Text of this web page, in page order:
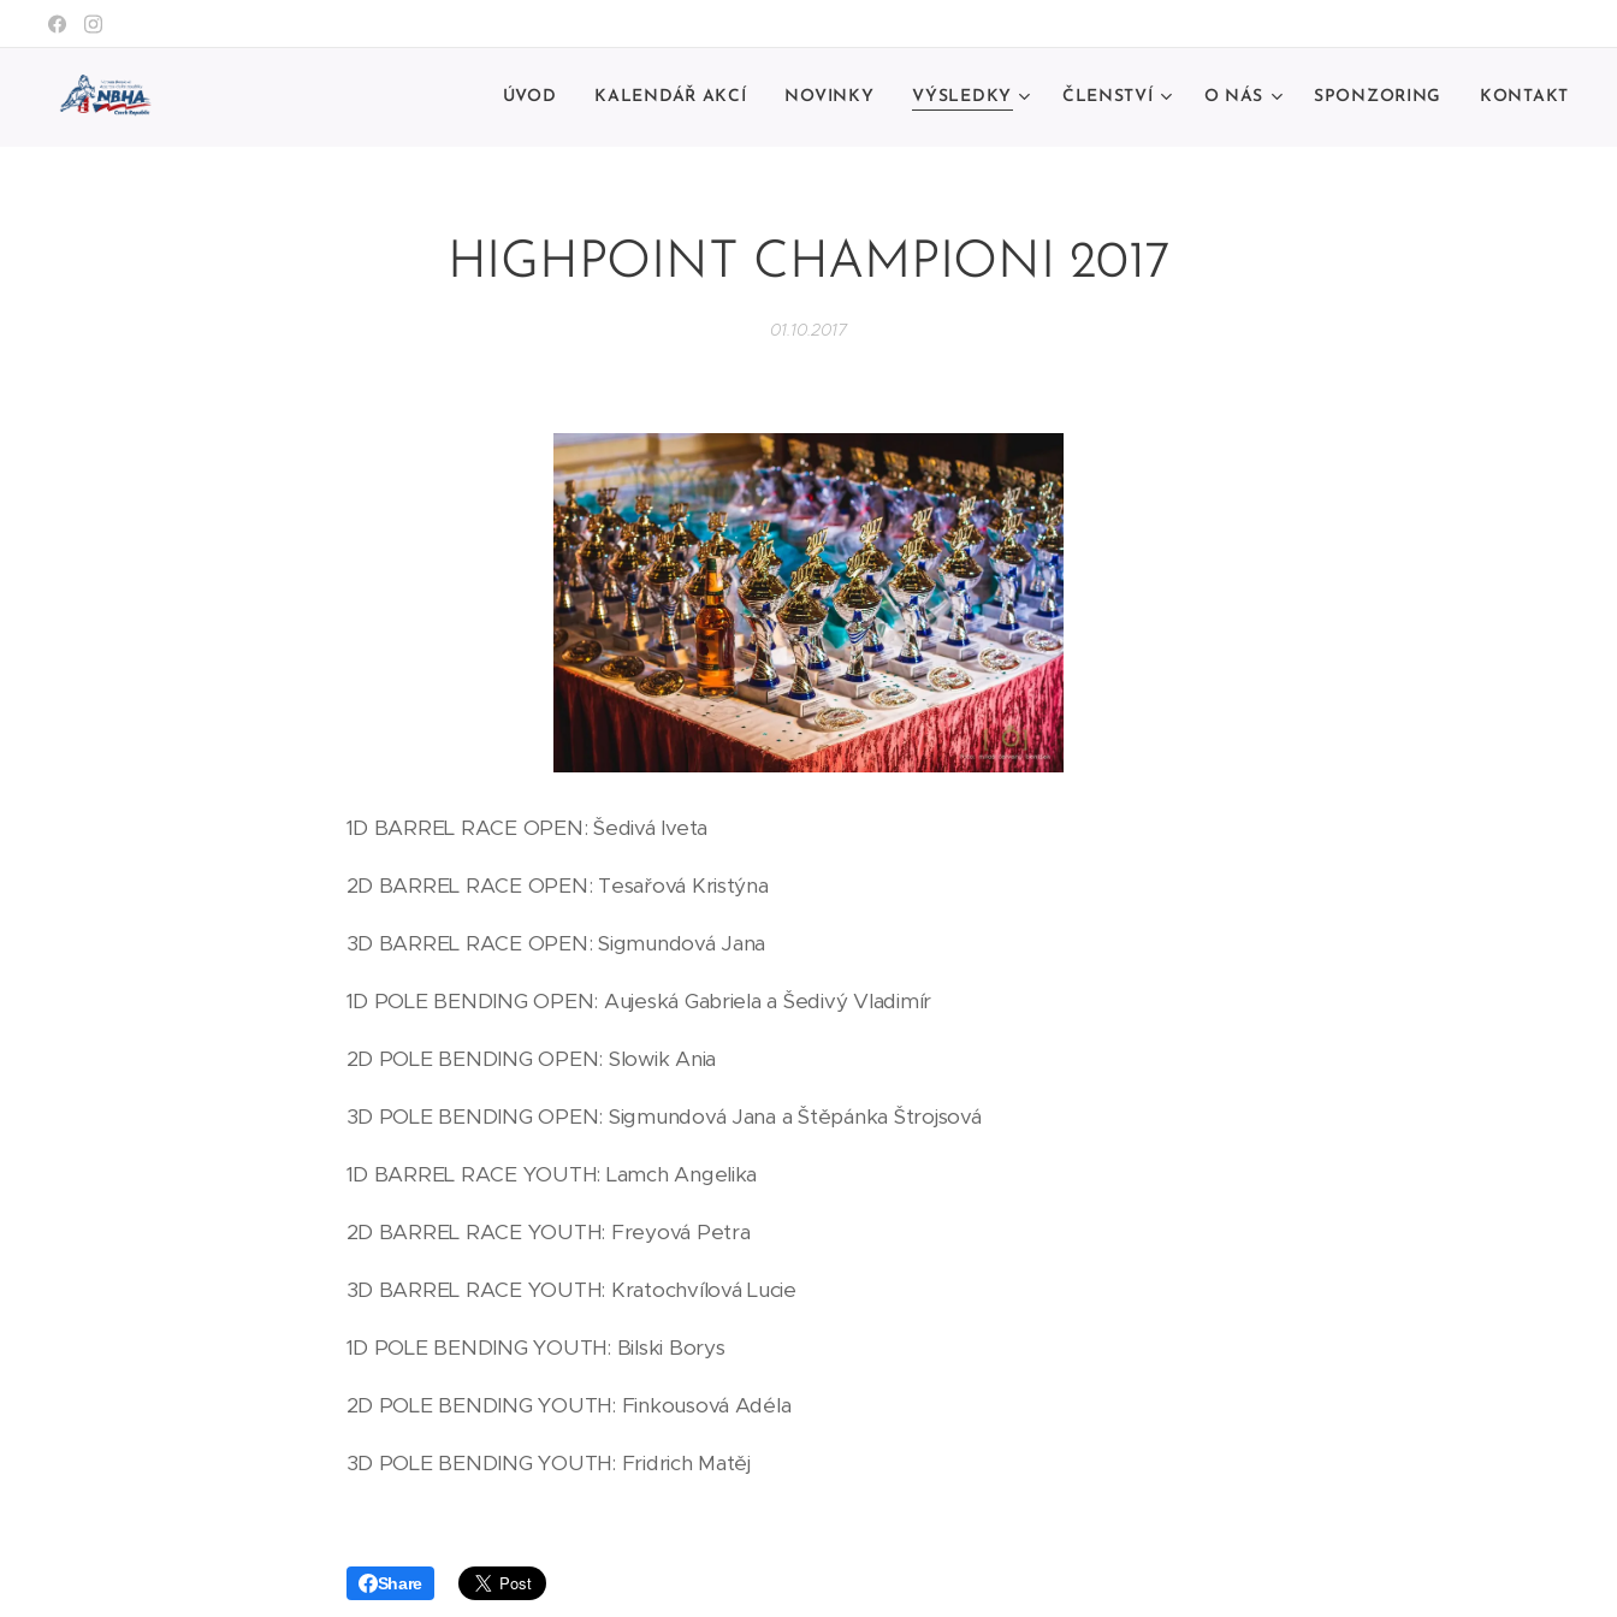
ÚVOD KALENDÁŘ AKCÍ NOVINKY VÝSLEDKY ČLENSTVÍ O NÁS SPONZORING KONTAKT
HIGHPOINT CHAMPIONI 2017
01.10.2017
1D BARREL RACE OPEN: Šedivá Iveta
2D BARREL RACE OPEN: Tesařová Kristýna
3D BARREL RACE OPEN: Sigmundová Jana
1D POLE BENDING OPEN: Aujeská Gabriela a Šedivý Vladimír
2D POLE BENDING OPEN: Slowik Ania
3D POLE BENDING OPEN: Sigmundová Jana a Štěpánka Štrojsová
1D BARREL RACE YOUTH: Lamch Angelika
2D BARREL RACE YOUTH: Freyová Petra
3D BARREL RACE YOUTH: Kratochvílová Lucie
1D POLE BENDING YOUTH: Bilski Borys
2D POLE BENDING YOUTH: Finkousová Adéla
3D POLE BENDING YOUTH: Fridrich Matěj
Share